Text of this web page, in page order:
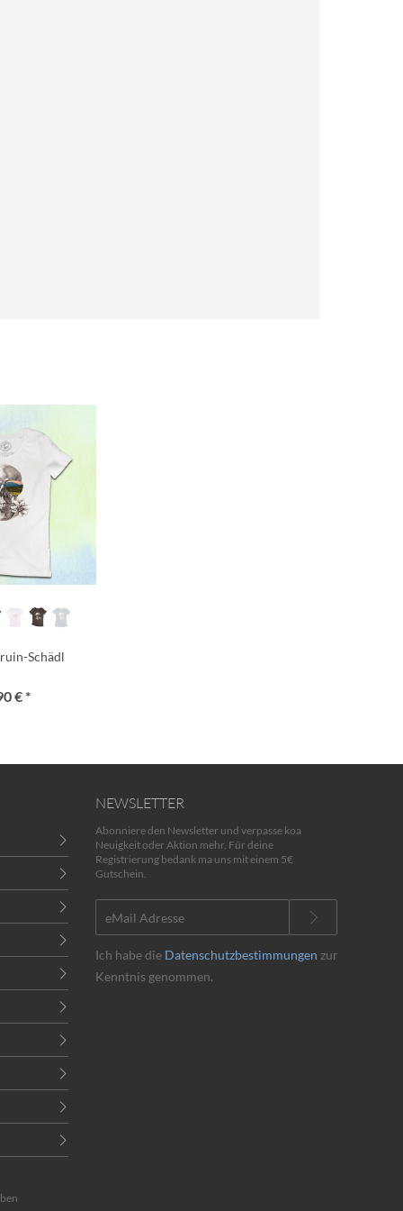
Schädl
€ *
NEWSLETTER
Abonniere den Newsletter und verpasse koa
Neuigkeit oder Aktion mehr. Für deine
Registrierung bedank ma uns mit einem 5€
Gutschein.
Ich habe die Datenschutzbestimmungen zur
Kenntnis genommen.